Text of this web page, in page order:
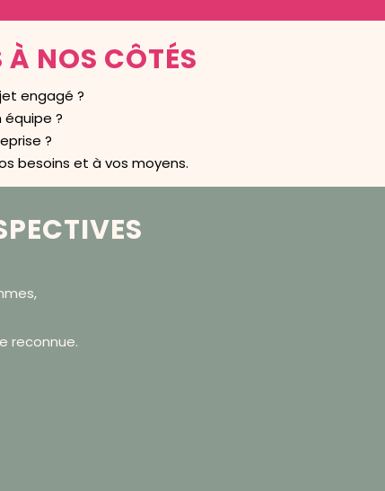
NOS CÔTÉS
engagé ?
?
?
besoins et à vos moyens.
reconnue.